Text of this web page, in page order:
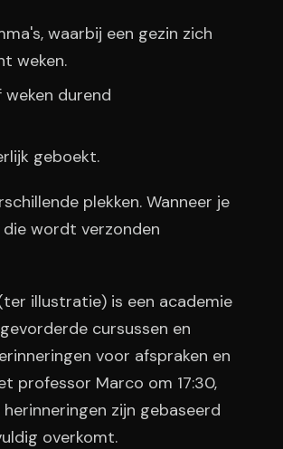
waarbij een gezin zich
weken.
durend
geboekt.
plekken. Wanneer je
wordt verzonden
illustratie) is een academie
cursussen en
voor afspraken en
professor Marco om 17:30,
zijn gebaseerd
overkomt.